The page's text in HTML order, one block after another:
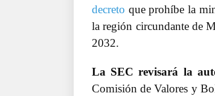
decreto que prohíbe la
la región circundante de
2032.
La SEC revisará la
Comisión de Valores y